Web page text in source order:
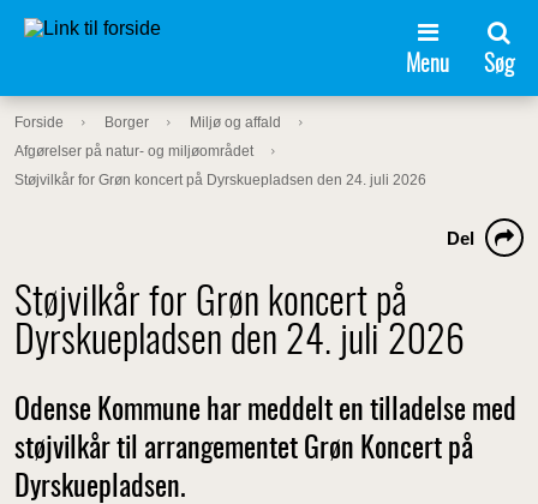
Menu Søg
Forside Borger
Miljø og affald
Afgørelser på natur- og miljøområdet
Støjvilkår for Grøn koncert på Dyrskuepladsen den 24. juli 2026
Støjvilkår for Grøn koncert på
Dyrskuepladsen den 24. juli 2026
Del
Odense Kommune har meddelt en tilladelse med
støjvilkår til arrangementet Grøn Koncert på
Dyrskuepladsen.